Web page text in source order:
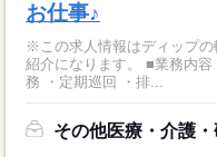
お仕事♪
※この求人情報はディップ
紹介になります。 ■業務内
務 ・定期巡回 ・排...
その他医療・介護